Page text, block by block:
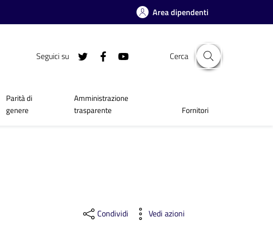
Area dipendenti
Seguici su Cerca
Parità di
genere
Amministrazione
trasparente
Fornitori
Condividi Vedi azioni